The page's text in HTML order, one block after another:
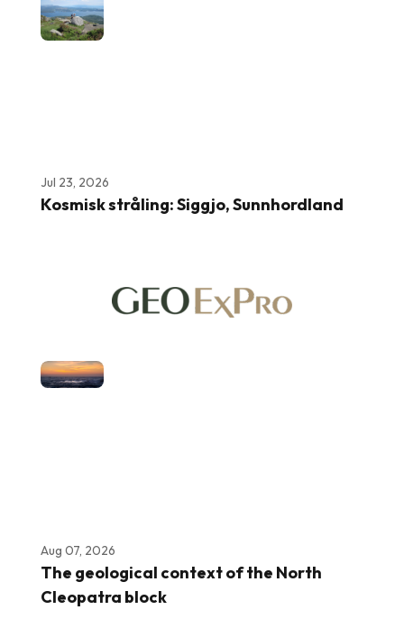
Jul 23, 2026
Kosmisk stråling: Siggjo, Sunnhordland
Aug 07, 2026
The geological context of the North
Cleopatra block